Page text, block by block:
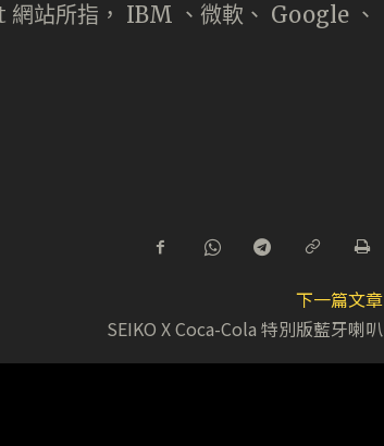
站所指， IBM 、微軟、 Google 、
下一篇文章
SEIKO X Coca-Cola 特別版藍牙喇叭